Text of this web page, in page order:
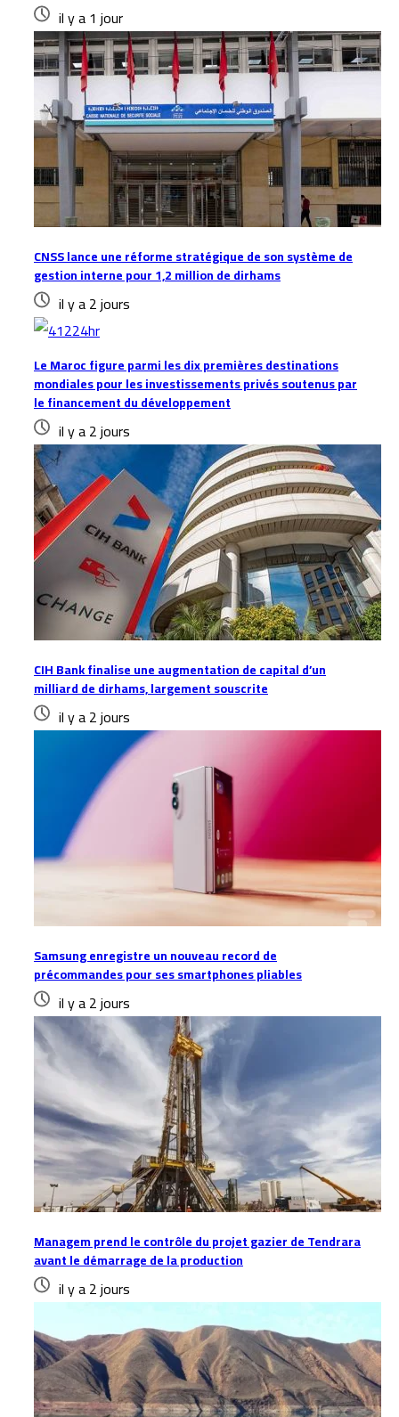
il y a 1 jour
CNSS lance une réforme stratégique de son système de
gestion interne pour 1,2 million de dirhams
il y a 2 jours
Le Maroc figure parmi les dix premières destinations
mondiales pour les investissements privés soutenus par
le financement du développement
il y a 2 jours
CIH Bank finalise une augmentation de capital d’un
milliard de dirhams, largement souscrite
il y a 2 jours
Samsung enregistre un nouveau record de
précommandes pour ses smartphones pliables
il y a 2 jours
Managem prend le contrôle du projet gazier de Tendrara
avant le démarrage de la production
il y a 2 jours